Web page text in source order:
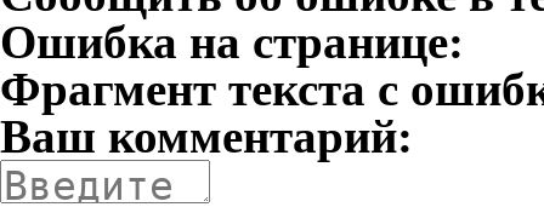
Ошибка на странице:
Фрагмент текста с
Ваш комментарий: